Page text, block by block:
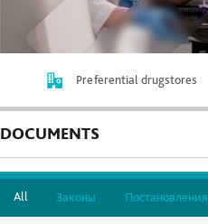
Preferential drugstores
DOCUMENTS
All Законы Постановления